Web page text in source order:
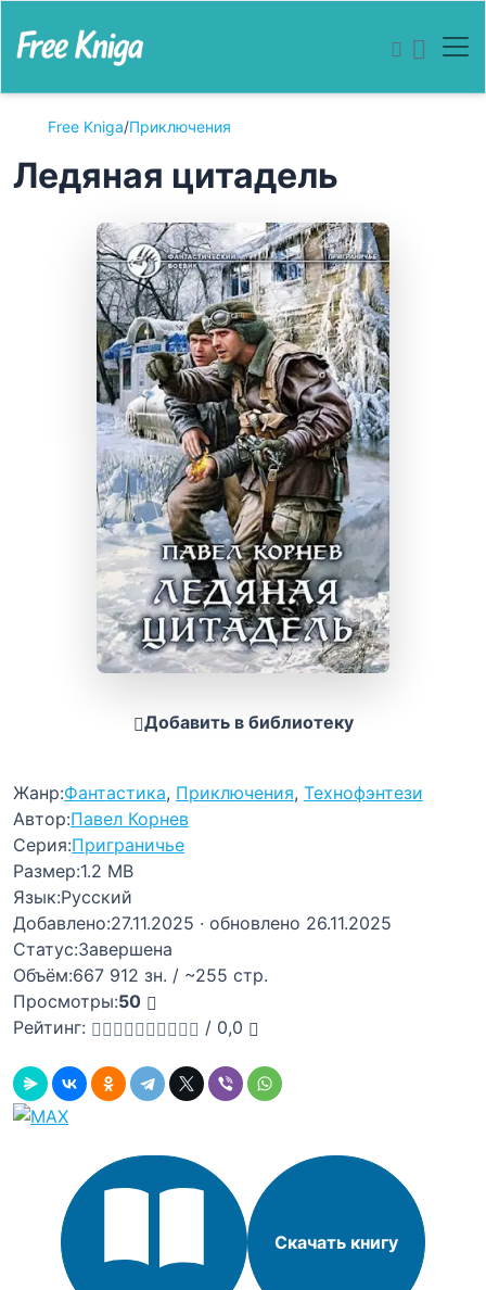
Free Kniga/Приключения
Ледяная цитадель
Добавить в библиотеку
Жанр:Фантастика, Приключения, Технофэнтези
Автор:Павел Корнев
Серия:Приграничье
Размер:1.2 MB
Язык:Русский
Добавлено:27.11.2025 · обновлено 26.11.2025
Статус:Завершена
Объём:667 912 зн. / ~255 стр.
Просмотры:50
Рейтинг:
/ 0,0
Скачать книгу